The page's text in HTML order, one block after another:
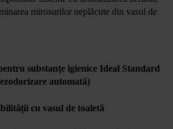
mirosurilor neplăcute din vasul de
substanțe igienice Ideal Standard
automată)
cu vasul de toaletă